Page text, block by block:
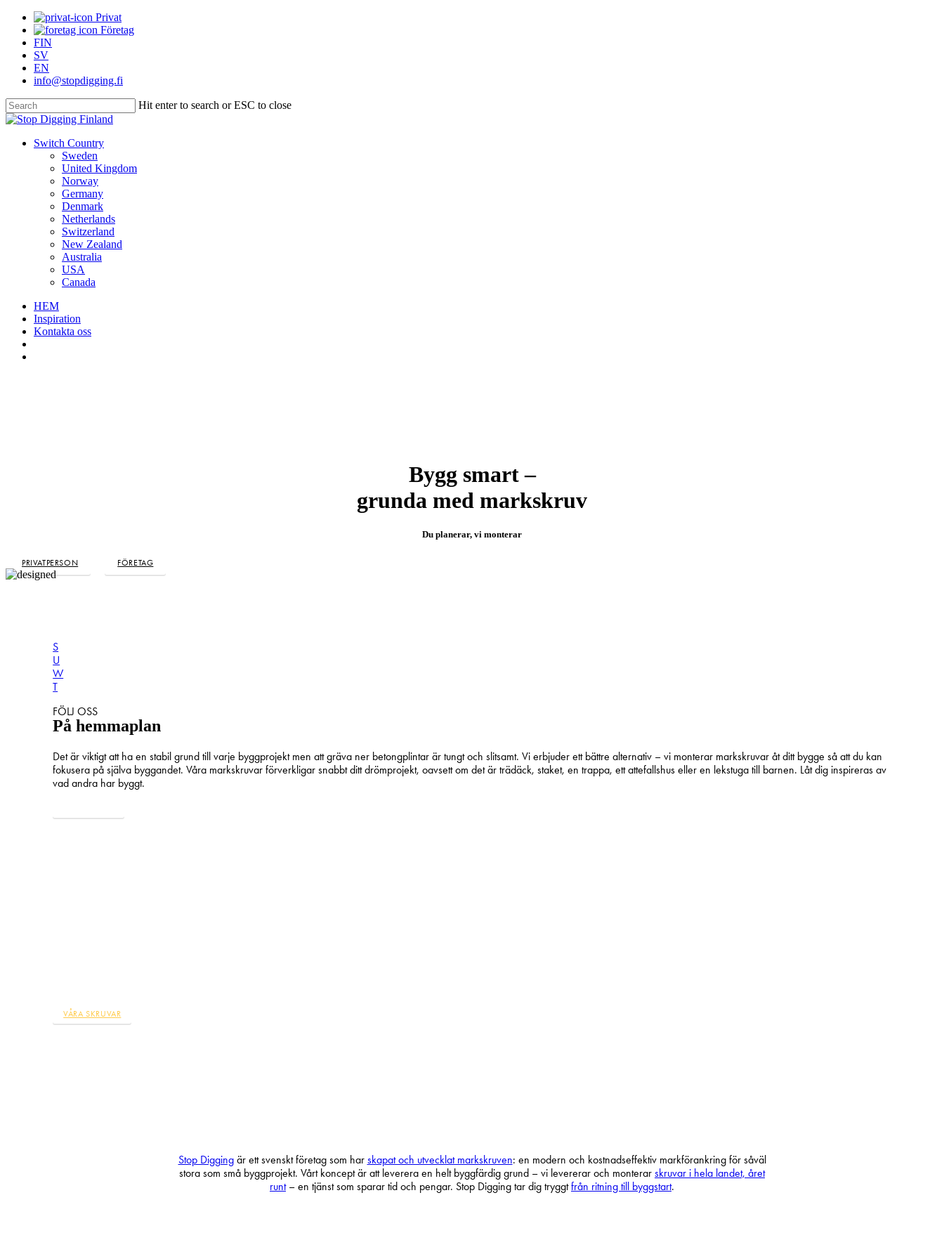
Skip
main
content
Privat
Företag
FIN
SV
EN
info@stopdigging.fi
Hit enter to search or ESC to close
Close
search
Menu
Switch Country
Sweden
United Kingdom
Norway
Germany
Denmark
Netherlands
Switzerland
New Zealand
Australia
USA
Canada
HEM
Inspiration
Kontakta oss
Bygg smart –
grunda med markskruv
Du planerar, vi monterar
PRIVATPERSON FÖRETAG
S
U
W
T
FÖLJ OSS
På hemmaplan
Det är viktigt att ha en stabil grund till varje byggprojekt men att gräva ner betongplintar är tungt och slitsamt. Vi erbjuder ett bättre alternativ – vi monterar markskruvar åt ditt bygge så att du kan
fokusera på själva byggandet. Våra markskruvar förverkligar snabbt ditt drömprojekt, oavsett om det är trädäck, staket, en trappa, ett attefallshus eller en lekstuga till barnen. Låt dig inspireras av
vad andra har byggt.
VÅRA SKRUVAR
Stop Diggingär ett svenskt företag som har skapat och utvecklat markskruven: en modern och kostnadseffektiv markförankring för såväl
stora som små byggprojekt. Vårt koncept är att leverera en helt byggfärdig grund – vi levererar och monterar skruvar i hela landet, året
runt– en tjänst som sparar tid och pengar. Stop Digging tar dig tryggtfrån ritning till byggstart.